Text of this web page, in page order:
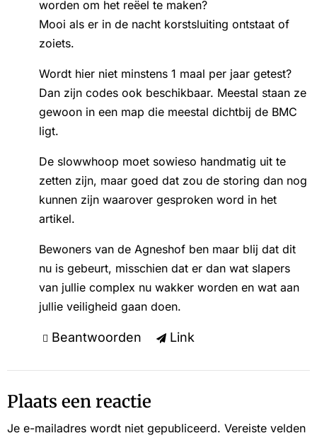
worden om het reëel te maken?
Mooi als er in de nacht korstsluiting ontstaat of
zoiets.
Wordt hier niet minstens 1 maal per jaar getest?
Dan zijn codes ook beschikbaar. Meestal staan ze
gewoon in een map die meestal dichtbij de BMC
ligt.
De slowwhoop moet sowieso handmatig uit te
zetten zijn, maar goed dat zou de storing dan nog
kunnen zijn waarover gesproken word in het
artikel.
Bewoners van de Agneshof ben maar blij dat dit
nu is gebeurt, misschien dat er dan wat slapers
van jullie complex nu wakker worden en wat aan
jullie veiligheid gaan doen.
Beantwoorden Link
Plaats een reactie
Je e-mailadres wordt niet gepubliceerd. Vereiste velden